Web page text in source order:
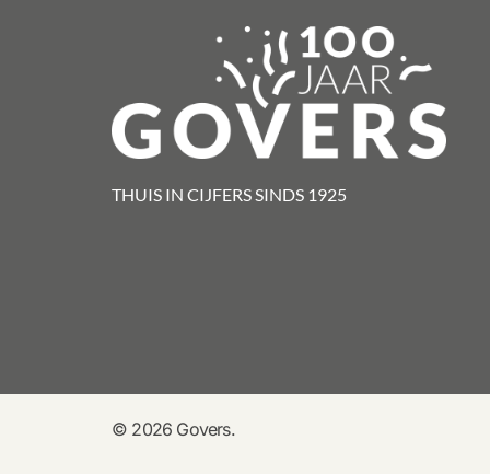
THUIS IN CIJFERS SINDS 1925​
© 2026 Govers.